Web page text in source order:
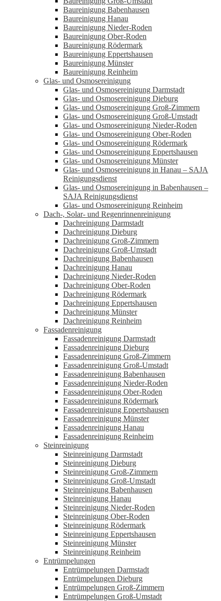
Baureinigung Babenhausen
Baureinigung Hanau
Baureinigung Nieder-Roden
Baureinigung Ober-Roden
Baureinigung Rödermark
Baureinigung Eppertshausen
Baureinigung Münster
Baureinigung Reinheim
Glas- und Osmosereinigung
Glas- und Osmosereinigung Darmstadt
Glas- und Osmosereinigung Dieburg
Glas- und Osmosereinigung Groß-Zimmern
Glas- und Osmosereinigung Groß-Umstadt
Glas- und Osmosereinigung Nieder-Roden
Glas- und Osmosereinigung Ober-Roden
Glas- und Osmosereinigung Rödermark
Glas- und Osmosereinigung Eppertshausen
Glas- und Osmosereinigung Münster
Glas- und Osmosereinigung in Hanau – SAJA
Reinigungsdienst
Glas- und Osmosereinigung in Babenhausen –
SAJA Reinigungsdienst
Glas- und Osmosereinigung Reinheim
Dach-, Solar- und Regenrinnenreinigung
Dachreinigung Darmstadt
Dachreinigung Dieburg
Dachreinigung Groß-Zimmern
Dachreinigung Groß-Umstadt
Dachreinigung Babenhausen
Dachreinigung Hanau
Dachreinigung Nieder-Roden
Dachreinigung Ober-Roden
Dachreinigung Rödermark
Dachreinigung Eppertshausen
Dachreinigung Münster
Dachreinigung Reinheim
Fassadenreinigung
Fassadenreinigung Darmstadt
Fassadenreinigung Dieburg
Fassadenreinigung Groß-Zimmern
Fassadenreinigung Groß-Umstadt
Fassadenreinigung Babenhausen
Fassadenreinigung Nieder-Roden
Fassadenreinigung Ober-Roden
Fassadenreinigung Rödermark
Fassadenreinigung Eppertshausen
Fassadenreinigung Münster
Fassadenreinigung Hanau
Fassadenreinigung Reinheim
Steinreinigung
Steinreinigung Darmstadt
Steinreinigung Dieburg
Steinreinigung Groß-Zimmern
Steinreinigung Groß-Umstadt
Steinreinigung Babenhausen
Steinreinigung Hanau
Steinreinigung Nieder-Roden
Steinreinigung Ober-Roden
Steinreinigung Rödermark
Steinreinigung Eppertshausen
Steinreinigung Münster
Steinreinigung Reinheim
Entrümpelungen
Entrümpelungen Darmstadt
Entrümpelungen Dieburg
Entrümpelungen Groß-Zimmern
Entrümpelungen Groß-Umstadt